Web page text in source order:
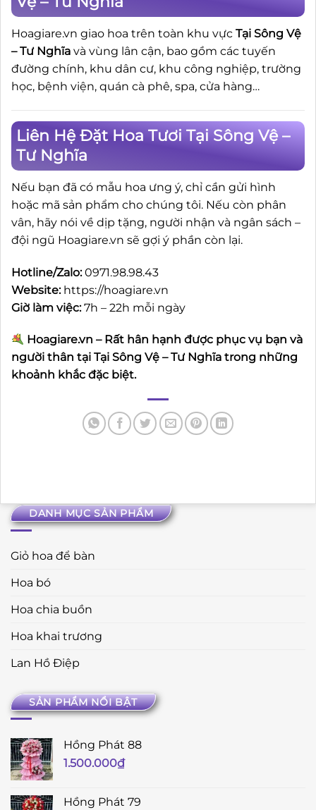
DANH MỤC SẢN PHẨM
Giỏ hoa để bàn
Hoa bó
Hoa chia buồn
Hoa khai trương
Lan Hồ Điệp
SẢN PHẨM NỔI BẬT
Hồng Phát 88
1.500.000₫
Hồng Phát 79
Hoagiare.vn giao hoa trên toàn khu vực Tại Sông Vệ
– Tư Nghĩa và vùng lân cận, bao gồm các tuyến
đường chính, khu dân cư, khu công nghiệp, trường
học, bệnh viện, quán cà phê, spa, cửa hàng…
Liên Hệ Đặt Hoa Tươi Tại Sông Vệ –
Tư Nghĩa
Nếu bạn đã có mẫu hoa ưng ý, chỉ cần gửi hình
hoặc mã sản phẩm cho chúng tôi. Nếu còn phân
vân, hãy nói về dịp tặng, người nhận và ngân sách –
đội ngũ Hoagiare.vn sẽ gợi ý phần còn lại.
Hotline/Zalo:0971.98.98.43
Website: https://hoagiare.vn
Giờ làm việc:7h – 22h mỗi ngày
Hoagiare.vn – Rất hân hạnh được phục vụ bạn và
người thân tại Tại Sông Vệ – Tư Nghĩa trong những
khoảnh khắc đặc biệt.